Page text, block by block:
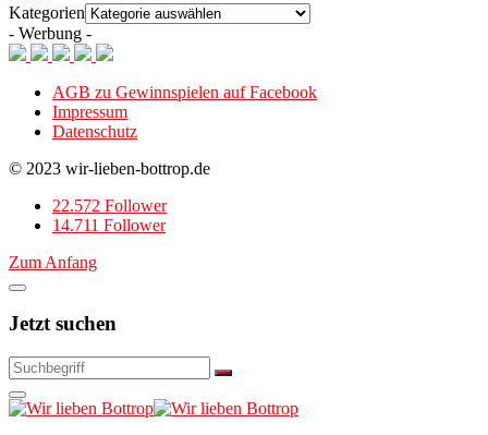
Kategorien
- Werbung -
AGB zu Gewinnspielen auf Facebook
Impressum
Datenschutz
© 2023 wir-lieben-bottrop.de
22.572 Follower
14.711 Follower
Zum Anfang
Jetzt suchen